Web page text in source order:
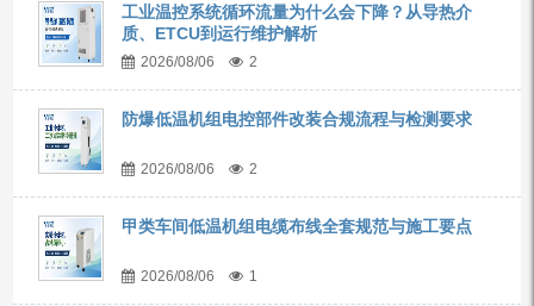
工业温控系统循环流量为什么会下降？从导热介
质、ETCU到运行维护解析
2026/08/06 2
防爆低温机组电控部件改装合规流程与检测要求
2026/08/06 2
甲类车间低温机组电缆布线全套规范与施工要点
2026/08/06 1